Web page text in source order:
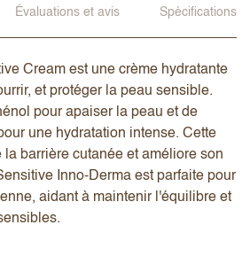
Évaluations et avis Spécifications
Cream est une crème hydratante
et protéger la peau sensible.
pour apaiser la peau et de
une hydratation intense. Cette
barrière cutanée et améliore son
Inno-Derma est parfaite pour
aidant à maintenir l'équilibre et